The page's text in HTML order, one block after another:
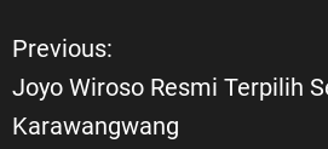
N
a
Previous:
Joyo Wiroso Resmi Terpilih
Karawangwang